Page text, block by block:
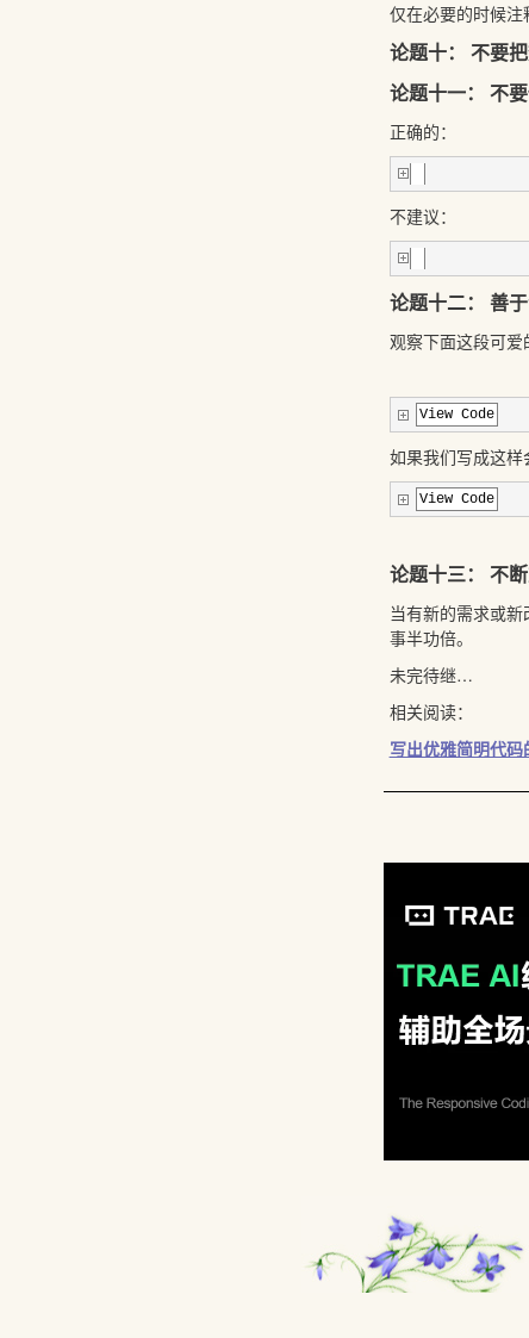
仅在必要的时候注
论题十： 不要
论题十一： 不
正确的：
不建议：
论题十二： 善
观察下面这段可爱
View Code
如果我们写成这样
View Code
论题十三： 不
当有新的需求或
事半功倍。
未完待继…
相关阅读：
写出优雅简明代